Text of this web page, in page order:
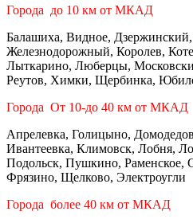
Города до 10 км от МКАД
Балашиха, Видное,
Железнодорожный, Королев,
Лыткарино, Люберцы,
Реутов, Химки, Щербинка,
Города От 10-до 40 км от МКАД
Апрелевка, Голицыно,
Ивантеевка, Климовск, Лобня,
Подольск, Пушкино, Раменское,
Фрязино, Щелково, Электроугли
Города более 40 км от МКАД